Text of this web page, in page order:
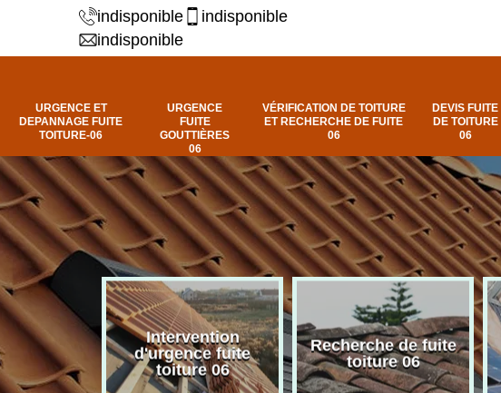
indisponible
indisponible
indisponible
URGENCE ET
DEPANNAGE FUITE
TOITURE-06
URGENCE
FUITE
GOUTTIÈRES
06
VÉRIFICATION DE TOITURE
ET RECHERCHE DE FUITE
06
DEVIS FUITE
DE TOITURE
06
de
06
Intervention
d'urgence fuite
toiture 06
Recherche de fuite
toiture 06